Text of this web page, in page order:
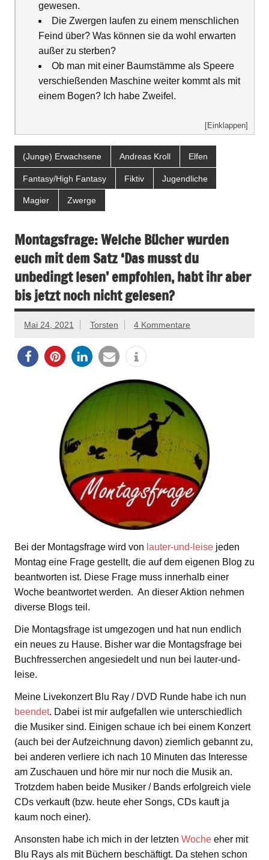
gewesen.
Die Zwergen laufen zu einem menschlichen
Feind über? Was können sie da wohl erwarten
außer zu sterben?
Ob man mit einer Baumstämme als Speere
verschießenden Maschine weiter kommt als mit
einem Bogen? Ich habe Zweifel.
[Einklappen]
(Junge) Erwachsene Andreas Kroll Elfen
Fantasy/High Fantasy Fiktiv Jugendliche
Magier Zwerge
Montagsfrage: Welche Bücher wurden
euch mit dem Satz ‘Das musst du
unbedingt lesen’ empfohlen, habt ihr aber
bis jetzt noch nicht gelesen?
Mai 24, 2021 Torsten 4 Kommentare
Bei der Montagsfrage wird von lauter-und-leise jeden
Montag eine Frage gestellt, die auf dem eigenen Blog zu
beantworten ist. Diese Frage muss innerhalb einer
Woche beantwortet werden. An dieser Aktion nehmen
diverse Blogs teil.
Die Montagsfrage ist umgezogen und hat nun endlich
ein neues zu Hause. Bisher war die Montagsfrage bei
Buchfresserchen angesiedelt und nun bei lauter-und-
leise.
Meine Livekonzert Blu Ray / DVD Runde habe ich nun
beendet. Dabei ist mir aufgefallen wie unterschiedlich
die Musiker sind. Einigen schaue ich bei einem Konzert
(auch bei der Aufzeichnung davon) ziemlich gebannt zu,
bei anderen verliere ich nach 10 Minuten das Interesse
am Zuschauen und höre mir nur noch die Musik an.
Trotzdem haben beide Musiker / Bands erfolgreich viele
CDs verkauft (bzw. heute eher Songs, CDs kauft ja
kaum noch einer).
Ansonsten habe ich mich in der letzten Woche eher mit
Blu Rays als mit Büchern beschäftigt. Da stehen schon